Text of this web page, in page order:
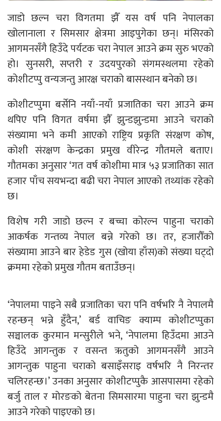
जाडो छल्न चरा विगतमा झैँ यस वर्ष पनि नेपालका
खोलानाला र सिमसार क्षेत्रमा आइपुगेका छन्। मंसिरको
आगमनसँगै हिउँदे पर्यटक चरा नेपाल आउने क्रम सुरु भएको
हो। सुनसरी, सप्तरी र उदयपुरको संगमस्थलमा रहेको
कोशीटप्पु वन्यजन्तु आरक्ष चराको बासस्थान बनेको छ।
कोशीटप्पुमा बर्सेनि नयाँ-नयाँ प्रजातिका चरा आउने क्रम
थपिए पनि विगत वर्षमा झैँ झुन्डझुन्डमा आउने चराको
संख्यामा भने कमी आएको राष्ट्रिय प्रकृति संरक्षण कोष,
कोशी संरक्षण केन्द्रका प्रमुख वीरेन्द्र गौतमले बताए।
गौतमका अनुसार ‘गत वर्ष कोशीमा मात्र ५३ प्रजातिका सात
हजार पाँच सयभन्दा बढी चरा नेपाल आएको तथ्यांक रहेको
छ।
विशेष गरी जाडो छल्न र बच्चा कोरल्न पाहुना चराको
आकर्षक गन्तव्य नेपाल बन्ने गरेको छ। तर, हजारौँको
संख्यामा आउने बार हेडेड गुस (खोया हाँस)को संख्या घट्दो
क्रममा रहेको प्रमुख गौतम बताउँछन्।
‘नेपालमा पाइने सबै प्रजातिका चरा पनि वर्षभरि नै नेपालमै
रहन्छन् भन्ने हुँदैन,’ बर्ड वाचिङ क्याम्प कोशीटप्पुका
सञ्चालक कुरमान मन्सुरीले भने, ‘नेपालमा हिउँदमा आउने
हिउँदे आगन्तुक र वसन्त ऋतुको आगमनसँगै आउने
आगन्तुक पाहुना चराको बसाइँसराइ वर्षभरि नै निरन्तर
चलिरहन्छ।’ उनका अनुसार कोशीटप्पुकै आसपासमा रहेको
बर्जु ताल र मोरङको बेतना सिमसारमा पाहुना चरा झुन्डमै
आउने गरेको पाइएको छ।